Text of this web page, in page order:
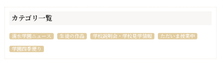
カテゴリ一覧
清水学園ニュース 生徒の作品 学校説明会・学校見学情報
ただいま授業中
学園四季便り